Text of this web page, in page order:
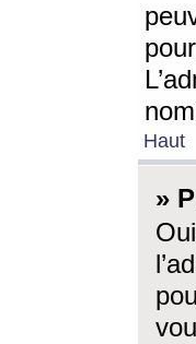
Haut
»